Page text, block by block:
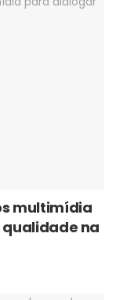
multimídia
na